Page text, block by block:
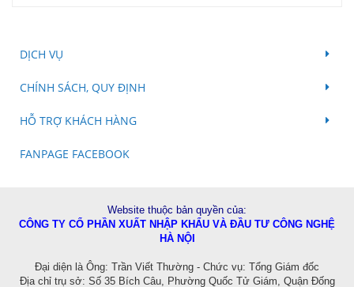
DỊCH VỤ
CHÍNH SÁCH, QUY ĐỊNH
HỖ TRỢ KHÁCH HÀNG
FANPAGE FACEBOOK
Website thuộc bản quyền của:
CÔNG TY CỔ PHẦN XUẤT NHẬP KHẨU VÀ ĐẦU TƯ CÔNG NGHỆ
HÀ NỘI
Đại diện là Ông: Trần Viết Thường - Chức vụ: Tổng Giám đốc
Địa chỉ trụ sở: Số 35 Bích Câu, Phường Quốc Tử Giám, Quận Đống